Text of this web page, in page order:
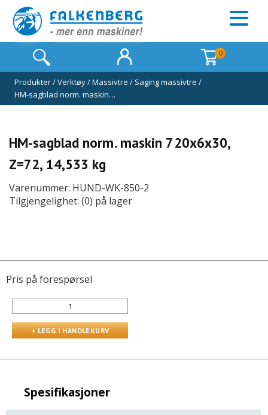
0
Produkter/Verktøy/Massivtre / Saging massivtre /
HM-sagblad norm. maskin…
HM-sagblad norm. maskin 720x6x30,
Z=72, 14,533 kg
Varenummer: HUND-WK-850-2
Tilgjengelighet: (0) på lager
Pris på forespørsel
Spesifikasjoner